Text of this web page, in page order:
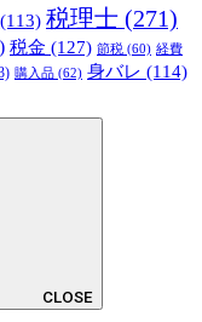
(113) 税理士 (271)
税金 (127) 節税 (60) 経費
購入品 (62) 身バレ (114)
CLOSE